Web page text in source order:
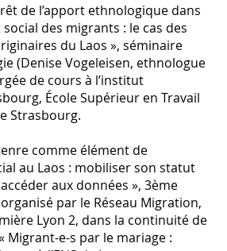
de l’apport ethnologique dans
des migrants : le cas des
du Laos », séminaire
(Denise Vogeleisen, ethnologue
de cours à l’institut
École Supérieur en Travail
Strasbourg.
comme élément de
au Laos : mobiliser son statut
aux données », 3ème
par le Réseau Migration,
Lyon 2, dans la continuité de
Migrant-e-s par le mariage :